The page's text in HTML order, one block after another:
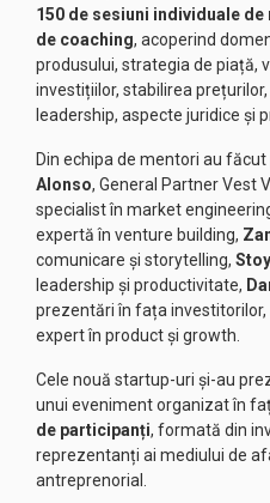
150 de sesiuni individuale
de coaching, acoperind
produsului, strategia de piață,
investițiilor, stabilirea
leadership, aspecte juridice și
Din echipa de mentori au
Alonso, General Partner Vest
specialist în market
expertă în venture building,
comunicare și storytelling,
leadership și productivitate,
prezentări în fața investitorilor,
expert în product și growth.
Cele nouă startup-uri și-au
unui eveniment organizat în
de participanți, formată din
reprezentanți ai mediului de
antreprenorial.